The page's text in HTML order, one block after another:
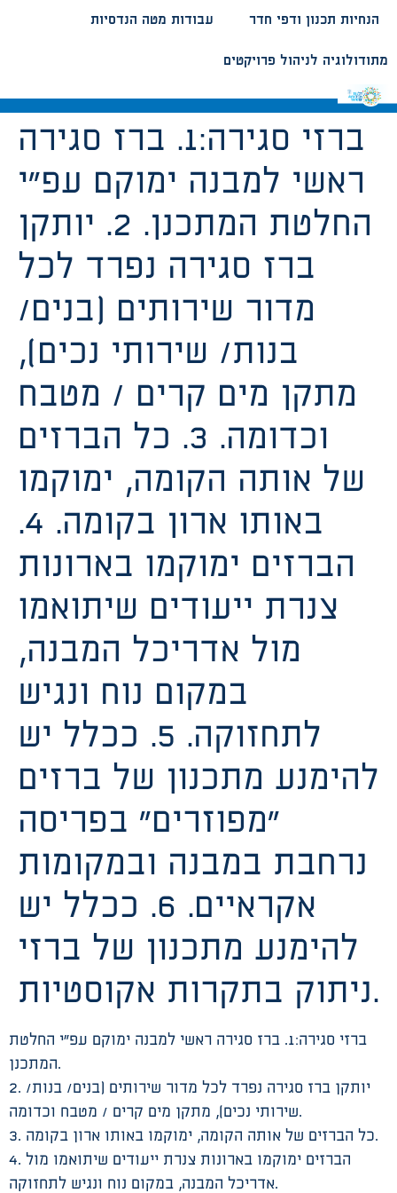
עבודות מטה הנדסיות הנחיות תכנון ודפי חדר
מתודולוגיה לניהול פרויקטים
ברזי סגירה:1. ברז סגירה
ראשי למבנה ימוקם עפ”י
החלטת המתכנן. 2. יותקן
ברז סגירה נפרד לכל
מדור שירותים (בנים/
בנות/ שירותי נכים),
מתקן מים קרים / מטבח
וכדומה. 3. כל הברזים
של אותה הקומה, ימוקמו
באותו ארון בקומה. 4.
הברזים ימוקמו בארונות
צנרת ייעודים שיתואמו
מול אדריכל המבנה,
במקום נוח ונגיש
לתחזוקה. 5. ככלל יש
להימנע מתכנון של ברזים
“מפוזרים” בפריסה
נרחבת במבנה ובמקומות
אקראיים. 6. ככלל יש
להימנע מתכנון של ברזי
ניתוק בתקרות אקוסטיות.
ברזי סגירה:1. ברז סגירה ראשי למבנה ימוקם עפ”י החלטת
המתכנן.
2. יותקן ברז סגירה נפרד לכל מדור שירותים (בנים/ בנות/
שירותי נכים), מתקן מים קרים / מטבח וכדומה.
3. כל הברזים של אותה הקומה, ימוקמו באותו ארון בקומה.
4. הברזים ימוקמו בארונות צנרת ייעודים שיתואמו מול
אדריכל המבנה, במקום נוח ונגיש לתחזוקה.